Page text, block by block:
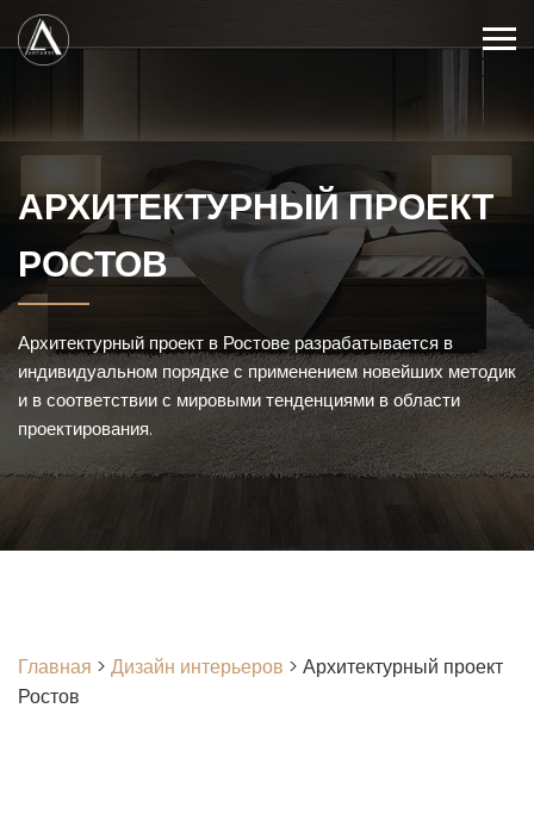
АРХИТЕКТУРНЫЙ ПРОЕКТ
РОСТОВ
Архитектурный проект в Ростове разрабатывается в
индивидуальном порядке с применением новейших методик
и в соответствии с мировыми тенденциями в области
проектирования.
Главная > Дизайн интерьеров > Архитектурный проект
Ростов